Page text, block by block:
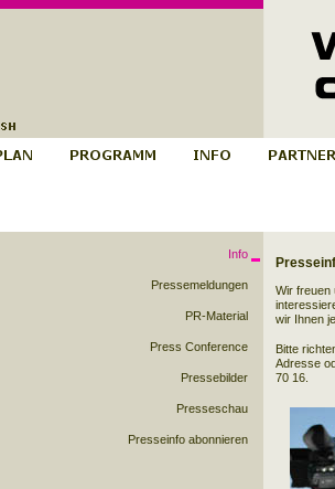
Info
Pressemeldungen
PR-Material
Press Conference
Pressebilder
Presseschau
Presseinfo abonnieren
Wir freuen
wir Ihnen
Bitte
Adresse
70 16.